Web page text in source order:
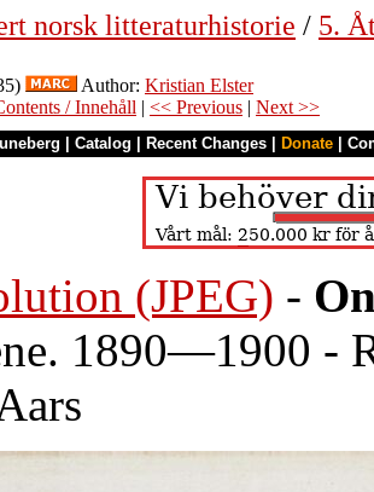
norsk litteraturhistorie / 5.
Author: Kristian Elster
/ Innehåll | << Previous | Next >>
Catalog Recent Changes Donate
(JPEG) -
1890—1900 -